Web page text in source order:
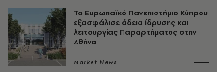
Το Ευρωπαϊκό Πανεπιστήμιο Κύπρου
εξασφάλισε άδεια ίδρυσης και
λειτουργίας Παραρτήματος στην
Αθήνα
Market News